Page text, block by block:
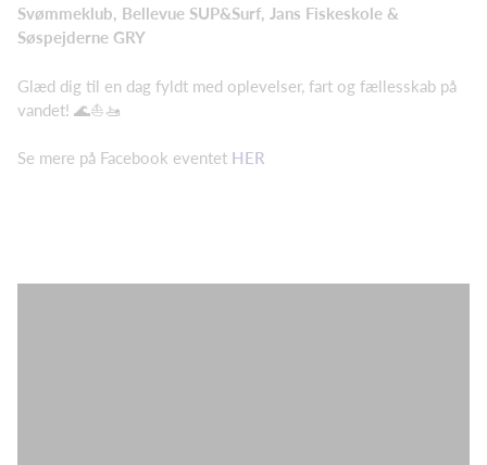
Svømmeklub, Bellevue SUP&Surf, Jans Fiskeskole &
Søspejderne GRY
Glæd dig til en dag fyldt med oplevelser, fart og fællesskab på
vandet! 🌊⛵🚤
Se mere på Facebook eventet HER